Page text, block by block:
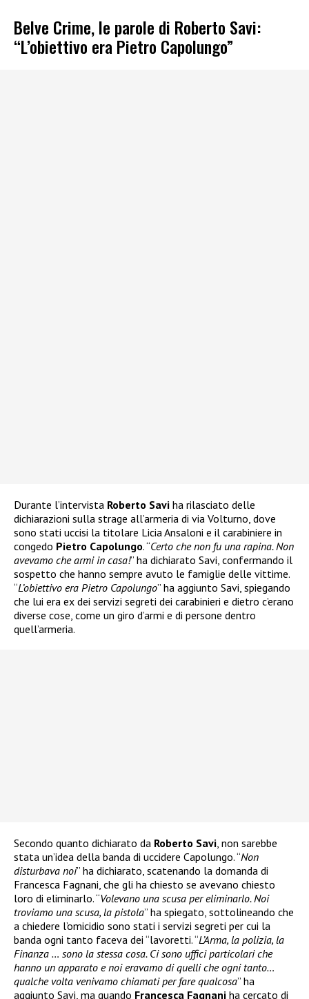
Belve Crime, le parole di Roberto Savi:
“L’obiettivo era Pietro Capolungo”
Durante l’intervista Roberto Savi ha rilasciato delle
dichiarazioni sulla strage all’armeria di via Volturno, dove
sono stati uccisi la titolare Licia Ansaloni e il carabiniere in
congedo Pietro Capolungo. “Certo che non fu una rapina. Non
avevamo che armi in casa!” ha dichiarato Savi, confermando il
sospetto che hanno sempre avuto le famiglie delle vittime.
“L’obiettivo era Pietro Capolungo” ha aggiunto Savi, spiegando
che lui era ex dei servizi segreti dei carabinieri e dietro c’erano
diverse cose, come un giro d’armi e di persone dentro
quell’armeria.
Secondo quanto dichiarato da Roberto Savi, non sarebbe
stata un’idea della banda di uccidere Capolungo. “Non
disturbava noi” ha dichiarato, scatenando la domanda di
Francesca Fagnani, che gli ha chiesto se avevano chiesto
loro di eliminarlo. “Volevano una scusa per eliminarlo. Noi
troviamo una scusa, la pistola” ha spiegato, sottolineando che
a chiedere l’omicidio sono stati i servizi segreti per cui la
banda ogni tanto faceva dei “lavoretti. “L’Arma, la polizia, la
Finanza … sono la stessa cosa. Ci sono uffici particolari che
hanno un apparato e noi eravamo di quelli che ogni tanto…
qualche volta venivamo chiamati per fare qualcosa” ha
aggiunto Savi, ma quando Francesca Fagnani ha cercato di